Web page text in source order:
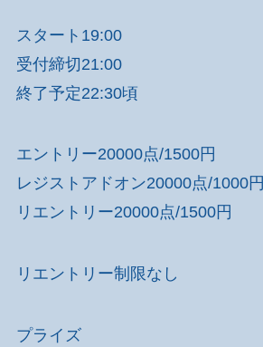
スタート19:00
受付締切21:00
終了予定22:30頃
エントリー20000点/1500円
レジストアドオン20000点/1000円
リエントリー20000点/1500円
リエントリー制限なし
プライズ